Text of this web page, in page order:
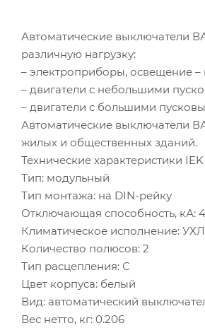
Автоматические выключатели
различную нагрузку:
– электроприборы, освещение –
– двигатели с небольшими
– двигатели с большими
Автоматические выключатели
жилых и общественных зданий.
Технические характеристики
Тип: модульный
Тип монтажа: на DIN-рейку
Отключающая способность, кА:
Климатическое исполнение:
Количество полюсов: 2
Тип расцепления: С
Цвет корпуса: белый
Вид: автоматический
Вес нетто, кг: 0.206